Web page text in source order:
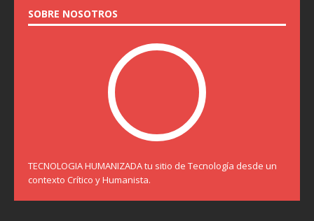
SOBRE NOSOTROS
TECNOLOGIA HUMANIZADA tu sitio de Tecnología desde un
contexto Crítico y Humanista.